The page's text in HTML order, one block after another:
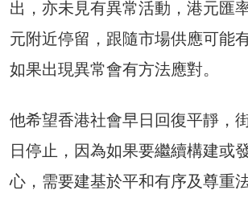
出，亦未見有異常活動，港元匯
元附近停留，跟隨市場供應可能
如果出現異常會有方法應對。
他希望香港社會早日回復平靜，
日停止，因為如果要繼續構建或
心，需要建基於平和有序及尊重